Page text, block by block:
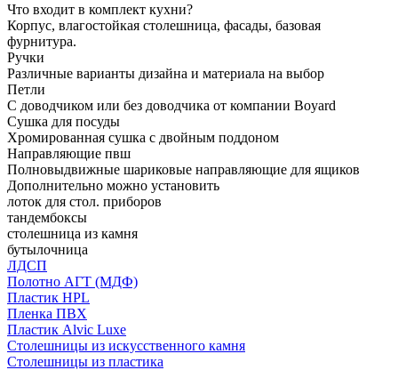
Что входит в комплект кухни?
Корпус, влагостойкая столешница, фасады, базовая
фурнитура.
Ручки
Различные варианты дизайна и материала на выбор
Петли
С доводчиком или без доводчика от компании Boyard
Сушка для посуды
Хромированная сушка с двойным поддоном
Направляющие пвш
Полновыдвижные шариковые направляющие для ящиков
Дополнительно можно установить
лоток для стол. приборов
тандембоксы
столешница из камня
бутылочница
ЛДСП
Полотно АГТ (МДФ)
Пластик HPL
Пленка ПВХ
Пластик Alvic Luxe
Столешницы из искусственного камня
Столешницы из пластика